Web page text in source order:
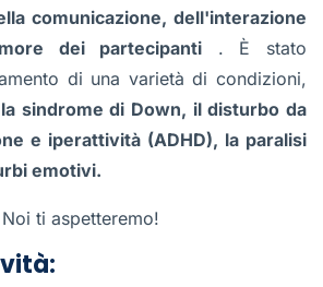
comunicazione, dell'interazione
dei partecipanti . È stato
di una varietà di condizioni,
sindrome di Down, il disturbo da
e iperattività (ADHD), la paralisi
emotivi.
ti aspetteremo!